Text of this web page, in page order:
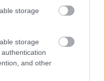
storage
storage
and other
élni a gravitációs